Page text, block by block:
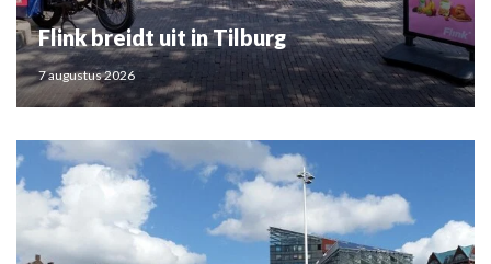
Flink breidt uit in Tilburg
7 augustus 2026